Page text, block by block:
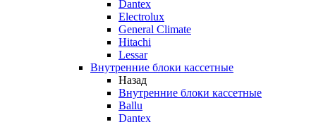
Dantex
Electrolux
General Climate
Hitachi
Lessar
Внутренние блоки кассетные
Назад
Внутренние блоки кассетные
Ballu
Dantex